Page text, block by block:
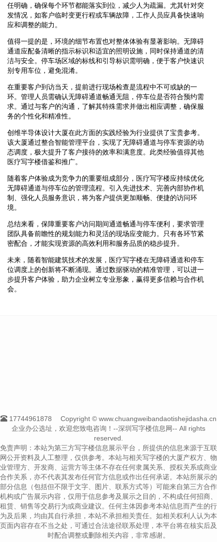
任明确，确保每个环节都能落实到位，减少人为疏漏。尤其针对突
发情况，如客户临时变更行程或车辆故障，工作人员应具备快速响
应和调整的能力。
值得一提的是，环境的细节布置也对整体体验有显著影响。无障碍
通道应配备清晰的指示标识和适宜的照明设施，同时保持通道的清
洁与安全。停车场区域的标线和引导标识需明确，便于客户快速识
别专用车位，避免混淆。
在重要客户到访当天，提前进行现场检查是流程中不可或缺的一
环。管理人员需确认无障碍通道畅通无阻，停车位是否符合预约需
求。通过与客户的沟通，了解其特殊需求并做出相应调整，确保服
务的个性化和精准性。
创维半导体设计大厦在此方面的实践经验为行业提供了宝贵参考。
该大厦通过整合智能管理平台，实现了无障碍通道与停车资源的动
态调度，极大提升了客户接待的效率和满意度。此类经验值得其他
医疗写字楼借鉴和推广。
随着客户体验成为竞争力的重要组成部分，医疗写字楼应持续优化
无障碍通道与停车位的管理流程。引入先进技术、完善内部协作机
制、强化人员服务意识，将为客户提供更加顺畅、便捷的访问环
境。
总结来看，保障重要客户访问期间通道畅通与停车便利，要求管理
团队具备前瞻性的规划能力和灵活的现场应变能力。只有各环节紧
密配合，才能实现资源的高效利用和服务品质的稳步提升。
未来，随着智能建筑技术的发展，医疗写字楼在无障碍通道和停车
位调度上的创新将不断涌现。通过数据驱动的精准管理，可以进一
步提升客户体验，助力企业树立专业形象，赢得更多信赖与合作机
会。
17744961878
Copyright © www.chuangweibandaotishejidasha.cn
企业办公选址，欢迎您致电咨询！--深圳写字楼信息网-- All rights
reserved.
免责声明：本站为第三方写字楼信息展示平台，所提供的信息来源于互联
网公开资料及人工整理，仅供参考。本站与相关写字楼的大厦产权方、物
业管理方、开发商、运营方等主体不存在任何隶属关系、授权关系或商业
合作关系，亦不代表其发布任何官方信息或作出任何承诺。本站所展示的
部分信息（包括但不限于文字、图片、联系方式等）可能来自第三方合作
机构或广告展示内容，仅用于信息参考及展示之目的，不构成任何招商、
租赁、销售等交易行为或商业建议。任何主体因参考本站信息而产生的行
为及后果，均由其自行承担，本站不承担相关责任。如相关权利人认为本
页面内容存在不当之处，可通过合法途径联系处理，本平台将在核实后及
时配合调整或删除相关内容，非常感谢。